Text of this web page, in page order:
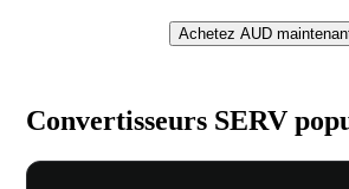
Achetez AUD
Convertisseurs SERV